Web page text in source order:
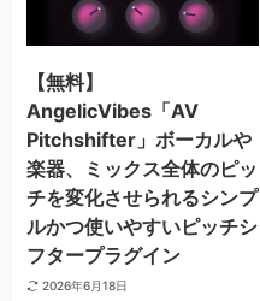
【無料】
AngelicVibes「AV
Pitchshifter」ボーカルや
楽器、ミックス全体のピッ
チを変化させられるシンプ
ルかつ使いやすいピッチシ
フタープラグイン
2026年6月18日